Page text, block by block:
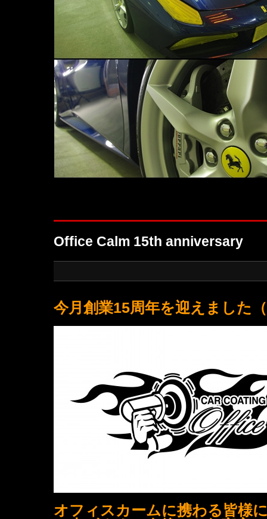
Office Calm 15th anniversary
今月創業15周年を迎えました
オフィスカームに携わる皆様